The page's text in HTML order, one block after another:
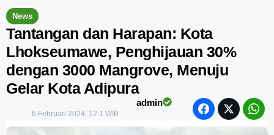
News
Tantangan dan Harapan: Kota
Lhokseumawe, Penghijauan 30%
dengan 3000 Mangrove, Menuju
Gelar Kota Adipura
admin
6 Februari 2024, 12:1 WIB